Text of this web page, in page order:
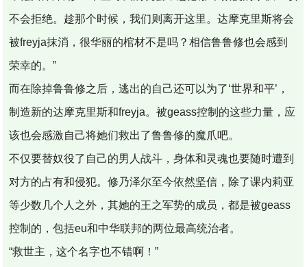
不会拒绝。趁那个时候，我们则离开这里。达摩克里斯将会
被freyja抹消，很华丽的棺材不是吗？相信鲁鲁修也会感到
荣幸的。”
而在除掉鲁鲁修之后，逃出的自己还可以为了‘世界和平’，
制造新的达摩克里斯和freyja。被geass控制的这些力量，应
该也会感激自己将她们救出了鲁鲁修的魔爪吧。
不仅要替奴役了自己的男人战斗，身体和灵魂也要随时遭到
对方的占有和侵犯。修乃泽尔至今依然坚信，除了课内莉亚
等少数几个人之外，其她的王之军势的成员，都是被geass
控制的，包括eu和中华联邦的两位最高统治者。
“救世主，这个名字也不错啊！”